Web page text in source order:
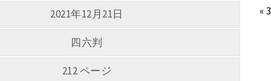
2021年12月21日
四六判
212 ページ
«